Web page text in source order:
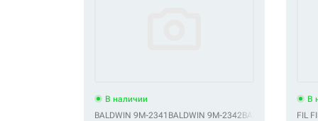
В наличии
BALDWIN 9M-2341 BALDWIN 9M-2342BALDWIN A8505
В
FIL